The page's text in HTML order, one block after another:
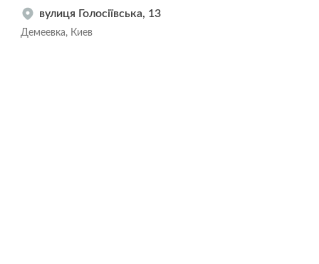
вулиця Голосіївська, 13
Демеевка, Киев